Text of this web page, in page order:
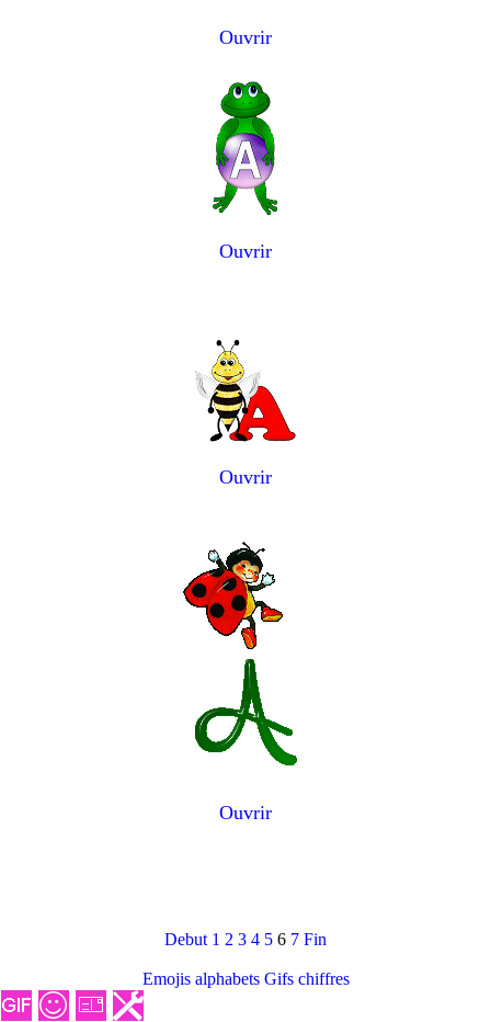
Ouvrir
Ouvrir
Ouvrir
Ouvrir
Debut 1 2 3 4 5 6 7 Fin
Emojis alphabets Gifs chiffres